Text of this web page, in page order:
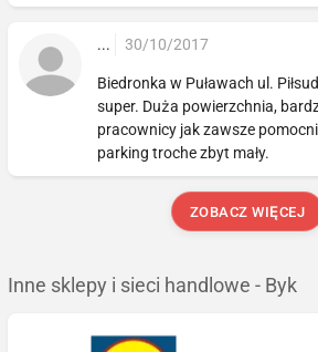
... 30/10/2017
Biedronka w Puławach ul.
super. Duża powierzchnia,
pracownicy jak zawsze
parking troche zbyt mały.
ZOBACZ WIĘCEJ
Inne sklepy i sieci handlowe - Byk